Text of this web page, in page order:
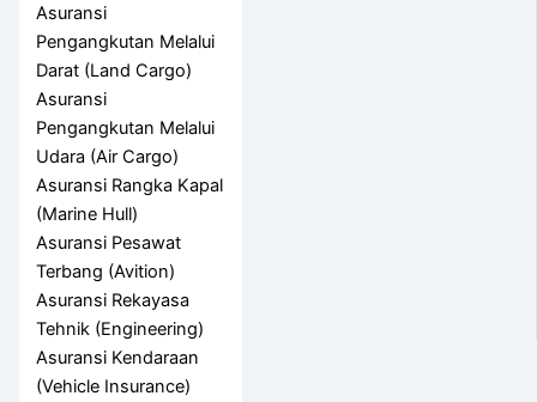
Asuransi
Pengangkutan Melalui
Darat (Land Cargo)
Asuransi
Pengangkutan Melalui
Udara (Air Cargo)
Asuransi Rangka Kapal
(Marine Hull)
Asuransi Pesawat
Terbang (Avition)
Asuransi Rekayasa
Tehnik (Engineering)
Asuransi Kendaraan
(Vehicle Insurance)